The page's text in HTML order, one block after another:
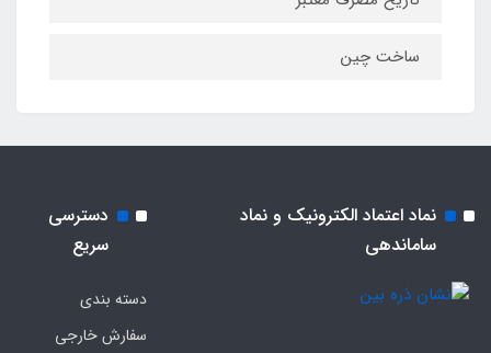
ساخت چین
نماد اعتماد الکترونیک و نماد
ساماندهی
دسترسی
سریع
دسته بندی
سفارش خارجی